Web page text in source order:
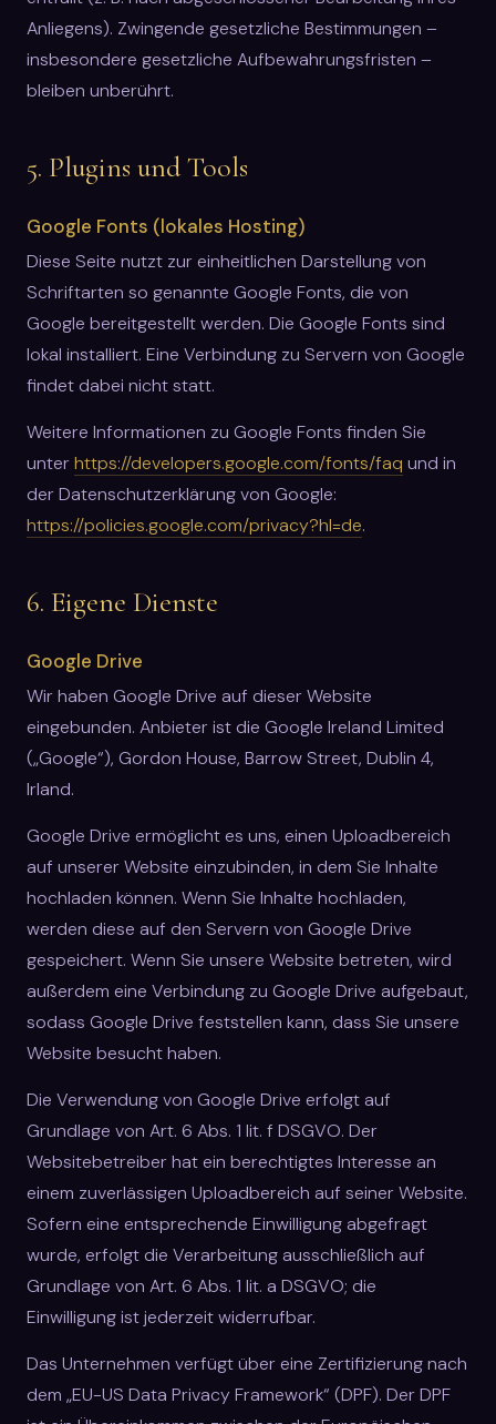
Anliegens). Zwingende gesetzliche Bestimmungen –
insbesondere gesetzliche Aufbewahrungsfristen –
bleiben unberührt.
5. Plugins und Tools
Google Fonts (lokales Hosting)
Diese Seite nutzt zur einheitlichen Darstellung von
Schriftarten so genannte Google Fonts, die von
Google bereitgestellt werden. Die Google Fonts sind
lokal installiert. Eine Verbindung zu Servern von Google
findet dabei nicht statt.
Weitere Informationen zu Google Fonts finden Sie
unterhttps://developers.google.com/fonts/faq und in
der Datenschutzerklärung von Google:
https://policies.google.com/privacy?hl=de.
6. Eigene Dienste
Google Drive
Wir haben Google Drive auf dieser Website
eingebunden. Anbieter ist die Google Ireland Limited
(„Google“), Gordon House, Barrow Street, Dublin 4,
Irland.
Google Drive ermöglicht es uns, einen Uploadbereich
auf unserer Website einzubinden, in dem Sie Inhalte
hochladen können. Wenn Sie Inhalte hochladen,
werden diese auf den Servern von Google Drive
gespeichert. Wenn Sie unsere Website betreten, wird
außerdem eine Verbindung zu Google Drive aufgebaut,
sodass Google Drive feststellen kann, dass Sie unsere
Website besucht haben.
Die Verwendung von Google Drive erfolgt auf
Grundlage von Art. 6 Abs. 1 lit. f DSGVO. Der
Websitebetreiber hat ein berechtigtes Interesse an
einem zuverlässigen Uploadbereich auf seiner Website.
Sofern eine entsprechende Einwilligung abgefragt
wurde, erfolgt die Verarbeitung ausschließlich auf
Grundlage von Art. 6 Abs. 1 lit. a DSGVO; die
Einwilligung ist jederzeit widerrufbar.
Das Unternehmen verfügt über eine Zertifizierung nach
dem „EU-US Data Privacy Framework“ (DPF). Der DPF